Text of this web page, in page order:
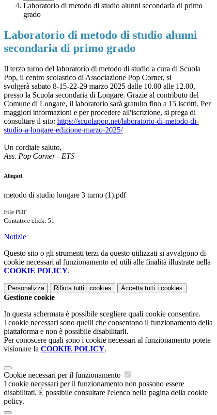
Laboratorio di metodo di studio alunni secondaria di primo
grado
Laboratorio di metodo di studio alunni
secondaria di primo grado
Il terzo turno del laboratorio di metodo di studio a cura di Scuola
Pop, il centro scolastico di Associazione Pop Corner, si
svolgerà sabato 8-15-22-29 marzo 2025 dalle 10.00 alle 12.00,
presso la Scuola secondaria di Longare. Grazie al contributo del
Comune di Longare, il laboratorio sarà gratuito fino a 15 iscritti. Per
maggiori informazioni e per procedere all'iscrizione, si prega di
consultare il sito: https://scuolapop.net/laboratorio-di-metodo-di-
studio-a-longare-edizione-marzo-2025/
Un cordiale saluto,
Ass. Pop Corner - ETS
Allegati
metodo di studio longare 3 turno (1).pdf
File PDF
Contatore click: 51
Notizie
Questo sito o gli strumenti terzi da questo utilizzati si avvalgono di
cookie necessari al funzionamento ed utili alle finalità illustrate nella
COOKIE POLICY.
Personalizza Rifiuta tutti i cookies Accetta tutti i cookies
Gestione cookie
In questa schermata è possibile scegliere quali cookie consentire.
I cookie necessari sono quelli che consentono il funzionamento della
piattaforma e non è possibile disabilitarli.
Per conoscere quali sono i cookie necessari al funzionamento potete
visionare la COOKIE POLICY.
Cookie necessari per il funzionamento
I cookie necessari per il funzionamento non possono essere
disabilitati. È possibile consultare l'elenco nella pagina della cookie
policy.